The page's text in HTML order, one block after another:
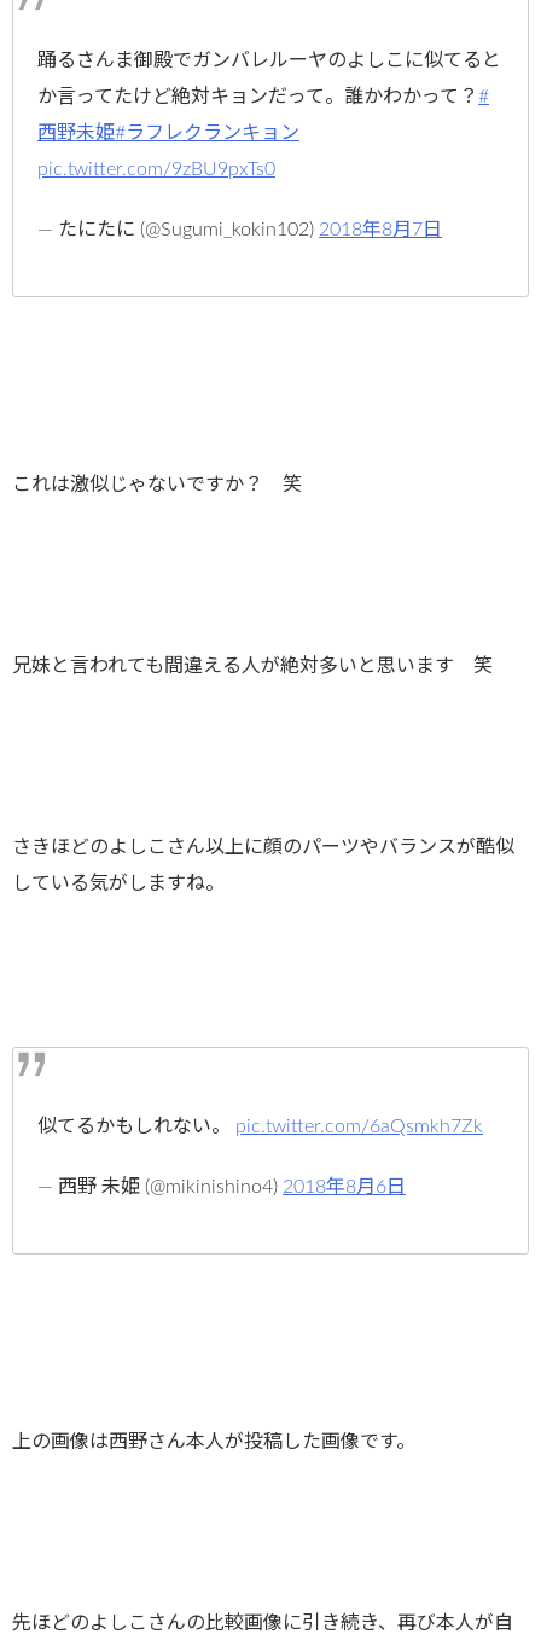
踊るさんま御殿でガンバレルーヤのよしこに似てると
か言ってたけど絶対キョンだって。誰かわかって？ #
西野未姫#ラフレクランキョン
pic.twitter.com/9zBU9pxTs0
— たにたに (@Sugumi_kokin102) 2018年8月7日
これは激似じゃないですか？ 笑
兄妹と言われても間違える人が絶対多いと思います 笑
さきほどのよしこさん以上に顔のパーツやバランスが酷似
している気がしますね。
似てるかもしれない。 pic.twitter.com/6aQsmkh7Zk
— 西野 未姫 (@mikinishino4) 2018年8月6日
上の画像は西野さん本人が投稿した画像です。
先ほどのよしこさんの比較画像に引き続き、再び本人が自